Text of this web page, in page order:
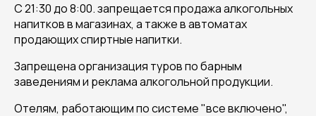
С 21:30 до 8:00. запрещается продажа алкогольных
напитков в магазинах, а также в автоматах
продающих спиртные напитки.
Запрещена организация туров по барным
заведениям и реклама алкогольной продукции.
Отелям, работающим по системе "все включено",